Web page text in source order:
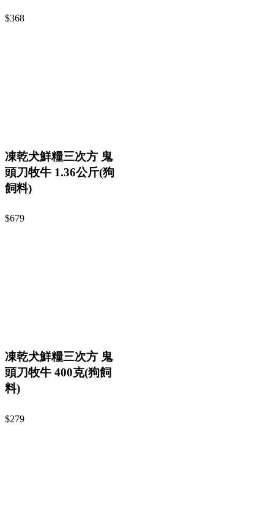
$368
凍乾犬鮮糧三次方 鬼
頭刀牧牛 1.36公斤(狗
飼料)
$679
凍乾犬鮮糧三次方 鬼
頭刀牧牛 400克(狗飼
料)
$279